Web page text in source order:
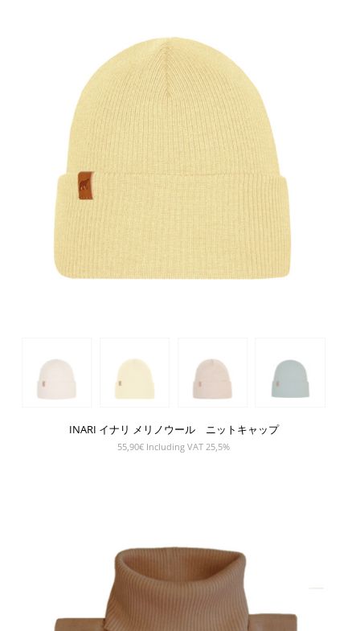
INARI イナリ メリノウール ニットキャップ
55,90€ Including VAT 25,5%